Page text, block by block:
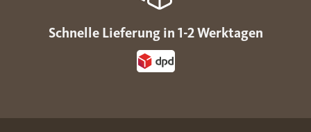
Schnelle Lieferung in 1-2 Werktagen